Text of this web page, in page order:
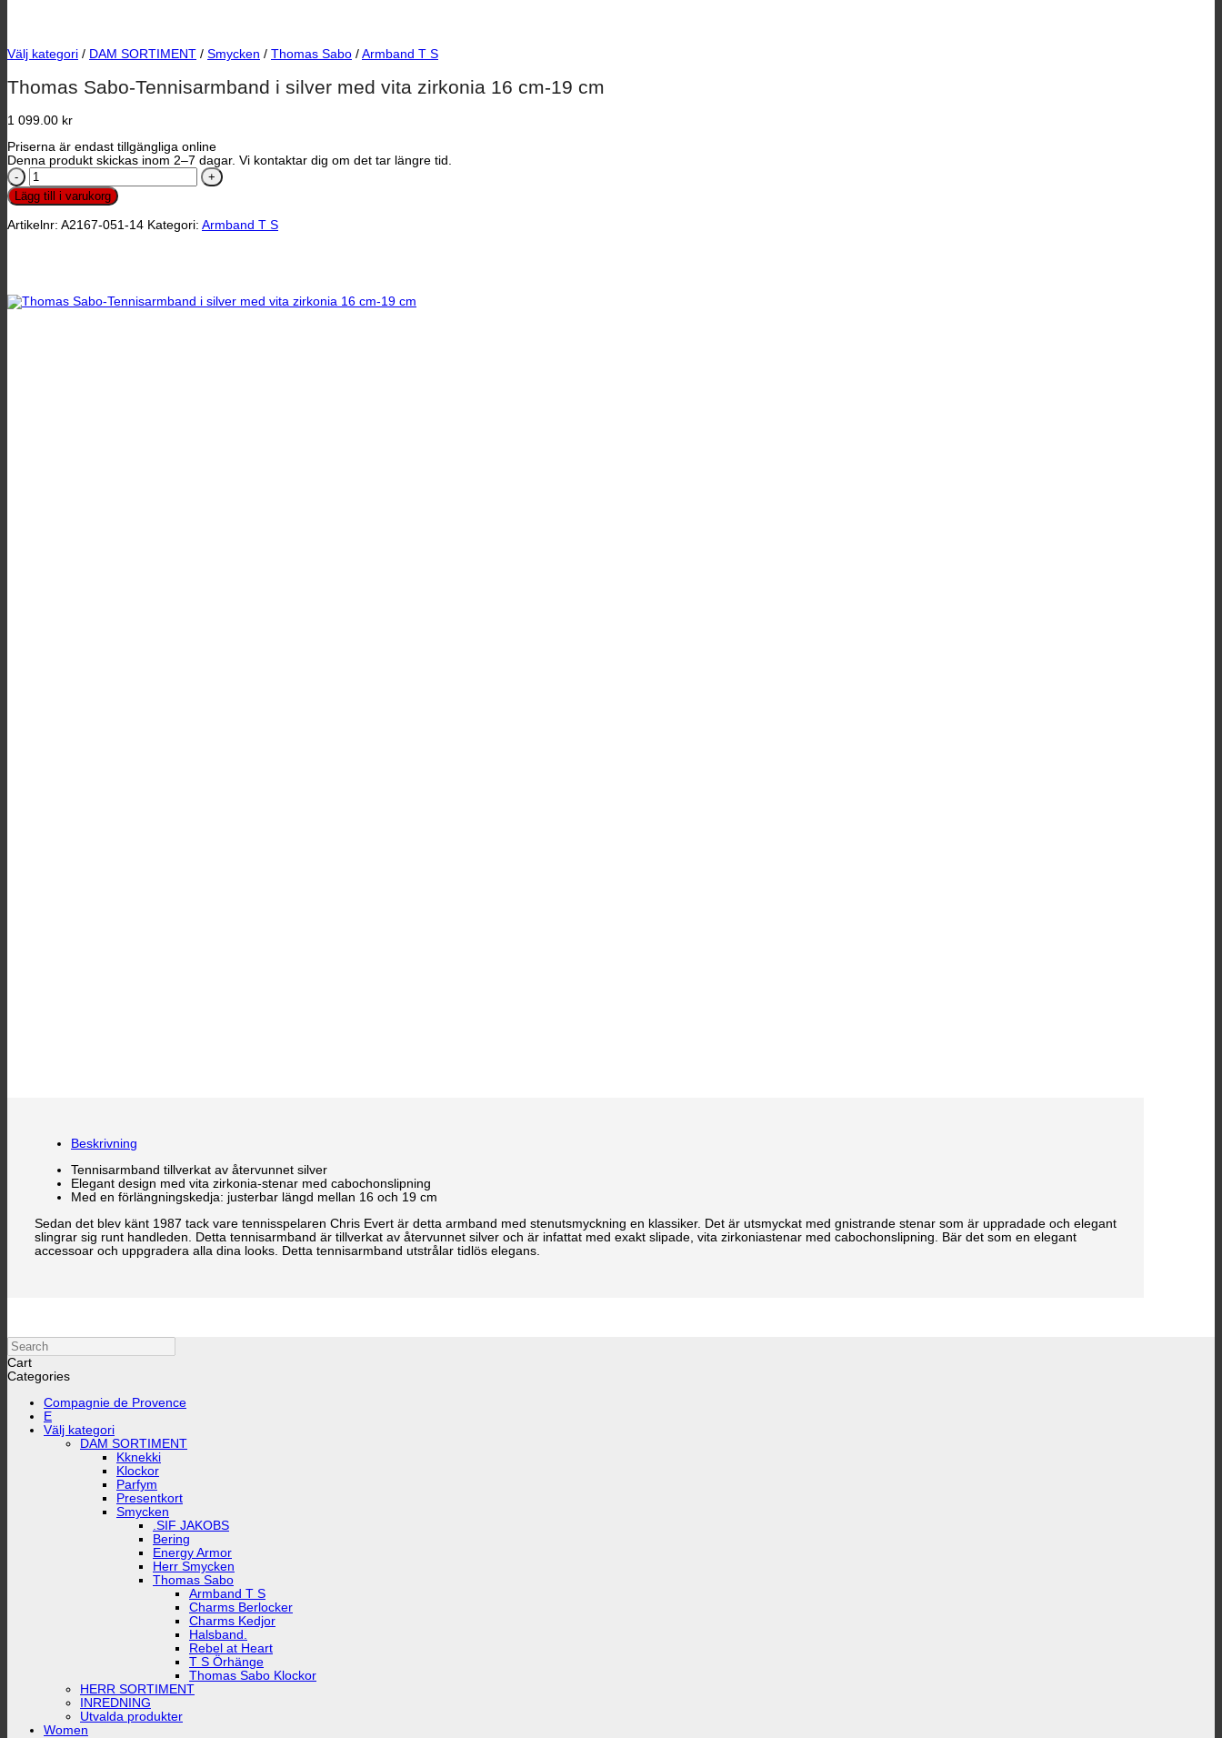
Välj kategori / DAM SORTIMENT / Smycken / Thomas Sabo / Armband T S
Thomas Sabo-Tennisarmband i silver med vita zirkonia 16 cm-19 cm
1 099.00 kr
Priserna är endast tillgängliga online
Denna produkt skickas inom 2–7 dagar. Vi kontaktar dig om det tar längre tid.
Thomas
Sabo-
Tennisarmband
silver
cm-
19
Lägg till i varukorg
Artikelnr: A2167-051-14 Kategori: Armband T S
Beskrivning
Tennisarmband tillverkat av återvunnet silver
Elegant design med vita zirkonia-stenar med cabochonslipning
Med en förlängningskedja: justerbar längd mellan 16 och 19 cm
Sedan det blev känt 1987 tack vare tennisspelaren Chris Evert är detta armband med stenutsmyckning en klassiker. Det är utsmyckat med gnistrande stenar som är uppradade och elegant
slingrar sig runt handleden. Detta tennisarmband är tillverkat av återvunnet silver och är infattat med exakt slipade, vita zirkoniastenar med cabochonslipning. Bär det som en elegant
accessoar och uppgradera alla dina looks. Detta tennisarmband utstrålar tidlös elegans.
Search
Cart
Categories
Compagnie de Provence
E
Välj kategori
DAM SORTIMENT
Kknekki
Klockor
Parfym
Presentkort
Smycken
.SIF JAKOBS
Bering
Energy Armor
Herr Smycken
Thomas Sabo
Armband T S
Charms Berlocker
Charms Kedjor
Halsband.
Rebel at Heart
T S Örhänge
Thomas Sabo Klockor
HERR SORTIMENT
INREDNING
Utvalda produkter
Women